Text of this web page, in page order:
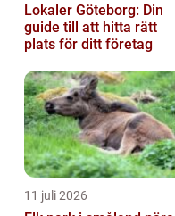
Lokaler Göteborg: Din
guide till att hitta rätt
plats för ditt företag
11 juli 2026